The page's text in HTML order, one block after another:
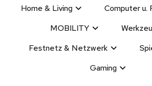
Home & Living
Computer u.
MOBILITY
Festnetz & Netzwerk
Gaming